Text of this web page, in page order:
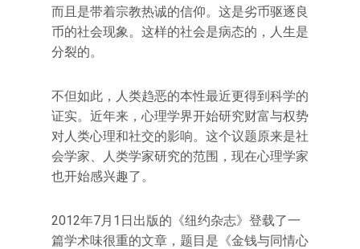
而且是带着宗教热诚的信仰。这是劣币驱逐良
币的社会现象。这样的社会是病态的，人生是
分裂的。
不但如此，人类趋恶的本性最近更得到科学的
证实。近年来，心理学界开始研究财富与权势
对人类心理和社交的影响。这个议题原来是社
会学家、人类学家研究的范围，现在心理学家
也开始感兴趣了。
2012年7月1日出版的《纽约杂志》登载了一
篇学术味很重的文章，题目是《金钱与同情心